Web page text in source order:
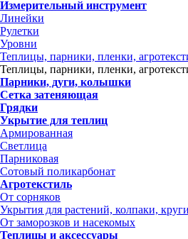
Измерительный инструмент
Линейки
Рулетки
Уровни
Теплицы, парники, пленки,
Теплицы, парники, пленки,
Парники, дуги, колышки
Сетка затеняющая
Грядки
Укрытие для теплиц
Армированная
Светлица
Парниковая
Сотовый поликарбонат
Агротекстиль
От сорняков
Укрытия для растений, колпаки, круги
От заморозков и насекомых
Теплицы и аксессуары